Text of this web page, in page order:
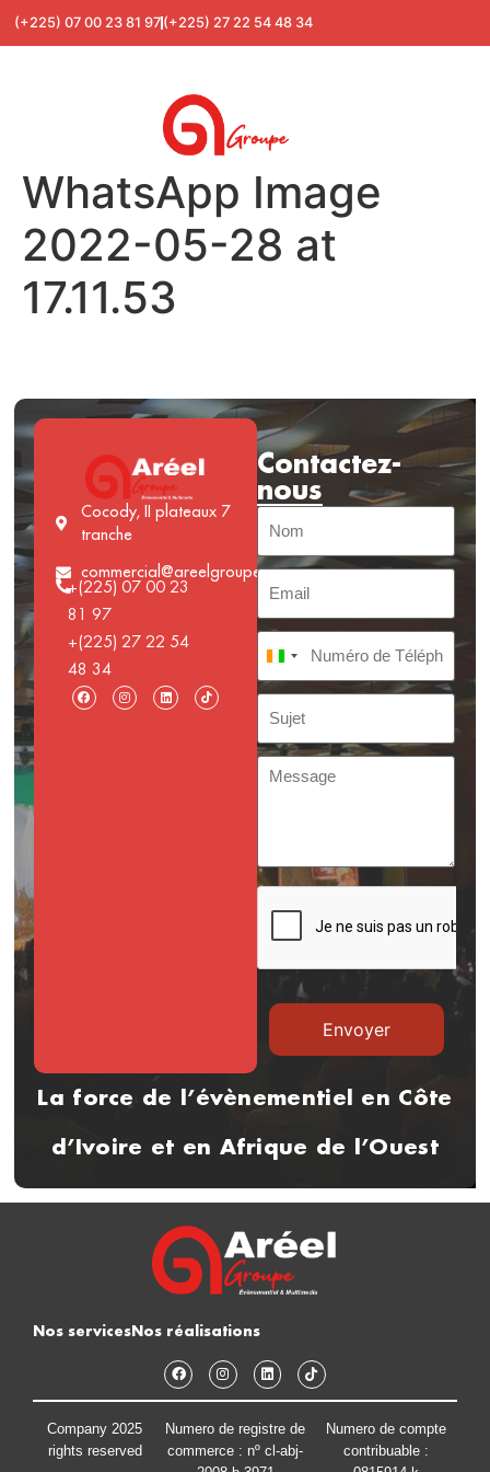
(+225) 07 00 23 81 97 (+225) 27 22 54 48 34
WhatsApp Image
2022-05-28 at
17.11.53
Cocody, II plateaux 7
tranche
commercial@areelgroupe.com
+(225) 07 00 23
81 97
+(225) 27 22 54
48 34
Contactez-
nous
Côte d’Ivoire +225
La force de l’évènementiel en Côte
d’Ivoire et en Afrique de l’Ouest
Nos services Nos réalisations
Company 2025
rights reserved
Numero de registre de
commerce : nº cl-abj-
Numero de compte
contribuable :